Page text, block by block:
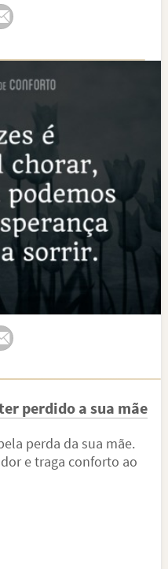
perdido a sua mãe
perda da sua mãe.
e traga conforto ao